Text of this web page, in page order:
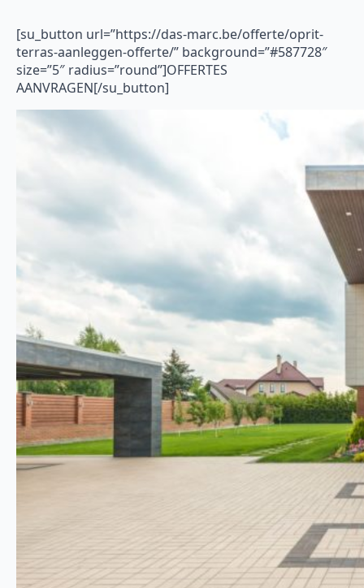
[su_button url=”https://das-marc.be/offerte/oprit-
terras-aanleggen-offerte/” background=”#587728″
size=”5″ radius=”round”]OFFERTES
AANVRAGEN[/su_button]